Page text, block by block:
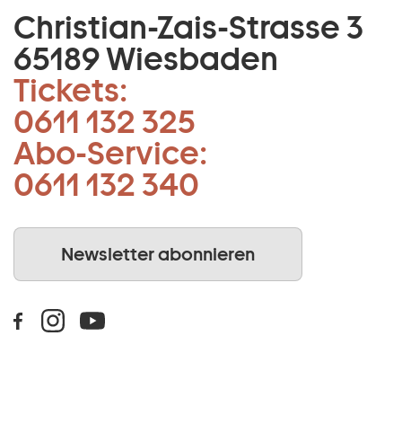
Christian-Zais-Strasse 3
65189 Wiesbaden
Tickets:
0611 132 325
Abo-Service:
0611 132 340
Newsletter abonnieren